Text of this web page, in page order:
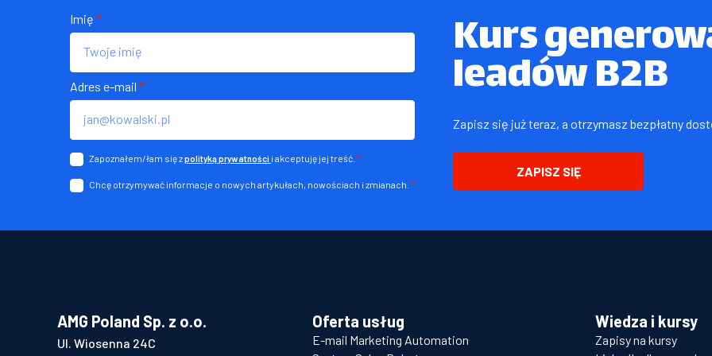
Kurs
leadów B2B
Zapisz się już teraz, a otrzymasz bezpłatny
ZAPISZ SIĘ
Imię *
Adres e-mail *
Zapoznałem/łam się zpolityką prywatności i akceptuję jej treść. *
Chcę otrzymywać informacje o nowych artykułach, nowościach i zmianach. *
AMG Poland Sp. z o.o.
Ul. Wiosenna 24C
Oferta usług
E-mail Marketing Automation
Wiedza i kursy
Zapisy na kursy